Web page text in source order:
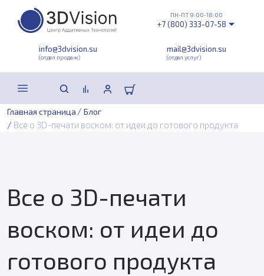
info@3dvision.su
(отдел продаж)
mail@3dvision.su
(отдел услуг)
ПН-ПТ 9:00-18:00
+7 (800) 333-07-58
Главная страница / Блог
/ Все о 3D-печати воском: от идеи до готового продукта
Все о 3D-печати
воском: от идеи до
готового продукта